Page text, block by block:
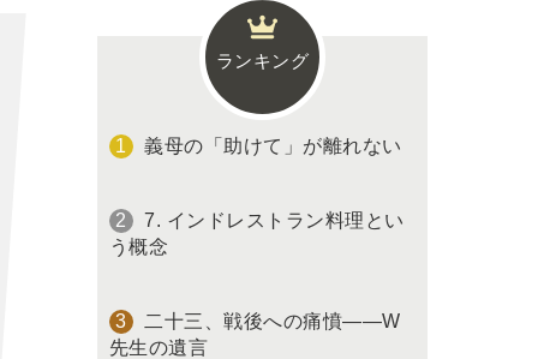
ランキング
義母の「助けて」が離れない
7. インドレストラン料理とい
う概念
二十三、戦後への痛憤――W
先生の遺言